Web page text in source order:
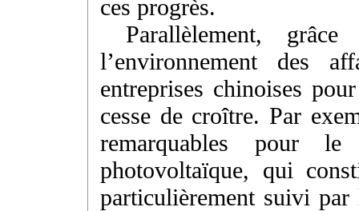
ces progrès.
Parallèlement,
l’environnement des
entreprises chinoises
cesse de croître. Par
remarquables pour le
photovoltaïque, qui
particulièrement suivi par